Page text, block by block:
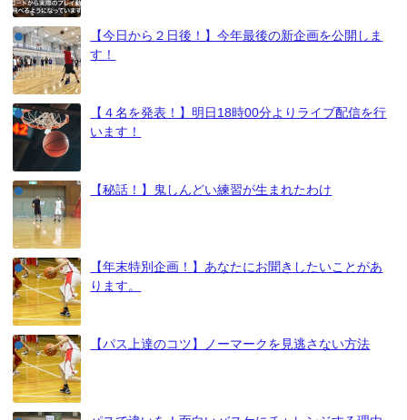
【今日から２日後！】今年最後の新企画を公開しま
す！
【４名を発表！】明日18時00分よりライブ配信を行
います！
【秘話！】鬼しんどい練習が生まれたわけ
【年末特別企画！】あなたにお聞きしたいことがあ
ります。
【パス上達のコツ】ノーマークを見逃さない方法